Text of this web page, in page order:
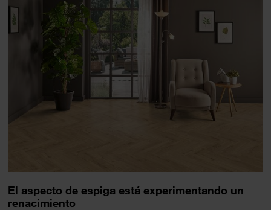
El aspecto de espiga está experimentando un
renacimiento